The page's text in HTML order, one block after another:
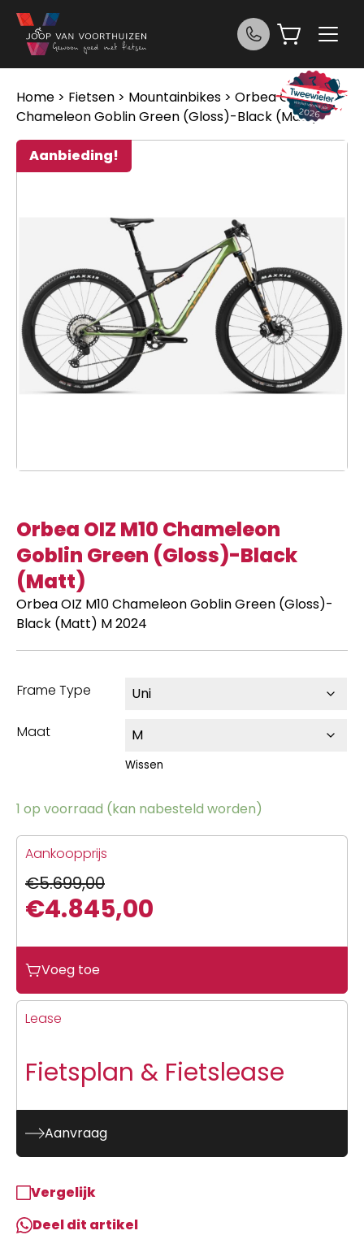
Ga naar de inhoud
Home > Fietsen > Mountainbikes > Orbea OIZ M10
Chameleon Goblin Green (Gloss)-Black (Matt)
Aanbieding!
Orbea OIZ M10 Chameleon
Goblin Green (Gloss)-Black
(Matt)
Orbea OIZ M10 Chameleon Goblin Green (Gloss)-
Black (Matt) M 2024
Frame Type
Maat
Wissen
1 op voorraad (kan nabesteld worden)
Aankoopprijs
€5.699,00
prijs
was:
€5.699,00.
€4.845,00
prijs
is:
€4.845,00.
Voeg toe
Lease
Fietsplan & Fietslease
Aanvraag
Vergelijk
Deel dit artikel